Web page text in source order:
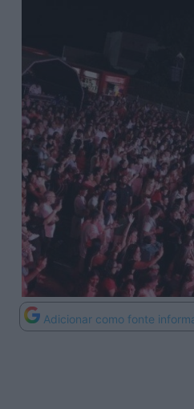
Adicionar como fonte